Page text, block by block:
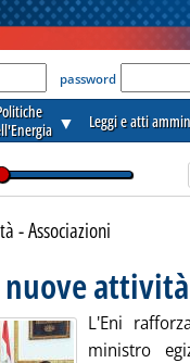
per accedere'
password
▼ Leggi e atti
- Associazioni
nuove
L'Eni
ministro